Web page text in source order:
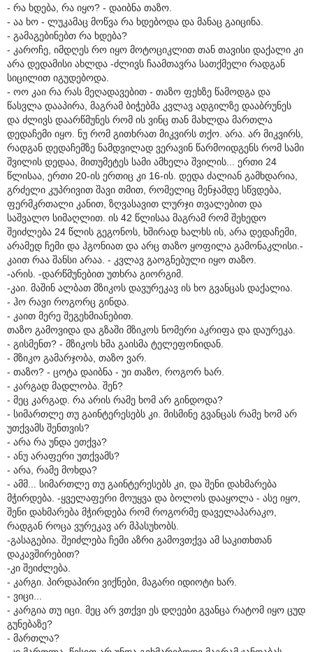
- რა ხდება, რა იყო? - დაიბნა თაზო.
- აა ხო - ლუკამაც მოწვა რა ხდებოდა და მანაც გაიცინა.
- გამაგებინებთ რა ხდება?
- კაროჩე, იმდღეს რო იყო მოტოციკლით თან თავისი დაქალი კი
არა დედამისი ახლდა -ძლივს ჩაამთავრა სათქმელი რადგან
სიცილით იგუდებოდა.
- ოო კაი რა რას მეღადავებით - თაზო ფეხზე წამოდგა და
წასვლა დააპირა, მაგრამ ბიჭებმა კვლავ ადგილზე დააბრუნეს
და ძლივს დაარწმუნეს რომ ის ვინც თან მახლდა მართლა
დედაჩემი იყო. ნუ რომ გითხრათ მიკვირს თქო. არა. არ მიკვირს,
რადგან დედაჩემზე ნამდვილად ვერავინ წარმოიდგენს რომ სამი
შვილის დედაა, მითუმეტეს სამი ამხელა შვილის... ერთი 24
წლისაა, ერთი 20-ის ერთიც კი 16-ის. დედა ძალიან გამხდარია,
გრძელი კუპრივით შავი თმით, რომელიც მენჯამდე სწვდება,
ფერმკრთალი კანით, ზღვასავით ლურჯი თვალებით და
საშვალო სიმაღლით. ის 42 წლისაა მაგრამ რომ შეხედო
შეიძლება 24 წლის გეგონოს, ხშირად ხალხს ის, არა დედაჩემი,
არამედ ჩემი და ჰგონიათ და არც თაზო ყოფილა გამონაკლისი.-
კაით რაა შანსი არაა. - კვლავ გაოგნებული იყო თაზო.
-არის. -დარწმუნებით უთხრა გიორგიმ.
-კაი. მაშინ ალბათ მზიკოს დავურეკავ ის ხო გვანცას დაქალია.
- ჰო რავი როგორც გინდა.
- კაით მერე შეგეხმიანებით.
თაზო გამოვიდა და გზაში მზიკოს ნომერი აკრიფა და დაურეკა.
- გისმენთ? - მზიკოს ხმა გაისმა ტელეფონიდან.
- მზიკო გამარჯობა, თაზო ვარ.
- თაზო? - ცოტა დაიბნა - უი თაზო, როგორ ხარ.
- კარგად მადლობა. შენ?
- მეც კარგად. რა არის რამე ხომ არ გინდოდა?
- სიმართლე თუ გაინტერესებს კი. მისმინე გვანცას რამე ხომ არ
უთქვამს შენთვის?
- არა რა უნდა ეთქვა?
- ანუ არაფერი უთქვამს?
- არა, რამე მოხდა?
- ამმ... სიმართლე თუ გაინტერესებს კი, და შენი დახმარება
მჭირდება. -ყველაფერი მოუყვა და ბოლოს დააყოლა - ასე იყო,
შენი დახმარება მჭირდება რომ როგორმე დაველაპარაკო,
რადგან როცა ვურეკავ არ მპასუხობს.
-გასაგებია. შეიძლება ჩემი აზრი გამოვთქვა ამ საკითხთან
დაკავშირებით?
-კი შეიძლება.
- კარგი. პირდაპირი ვიქნები, მაგარი იდიოტი ხარ.
- ვიცი...
- კარგია თუ იცი. მეც არ ვთქვი ეს დღეები გვანცა რატომ იყო ცუდ
გუნებაზე?
- მართლა?